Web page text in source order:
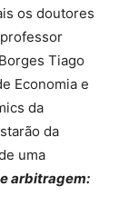
os doutores
Tiago
Economia e
da
da
uma
arbitragem: